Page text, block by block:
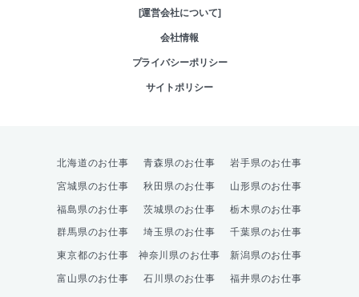
[運営会社について]
会社情報
プライバシーポリシー
サイトポリシー
北海道のお仕事 青森県のお仕事 岩手県のお仕事
宮城県のお仕事 秋田県のお仕事 山形県のお仕事
福島県のお仕事 茨城県のお仕事 栃木県のお仕事
群馬県のお仕事 埼玉県のお仕事 千葉県のお仕事
東京都のお仕事 神奈川県のお仕事 新潟県のお仕事
富山県のお仕事 石川県のお仕事 福井県のお仕事